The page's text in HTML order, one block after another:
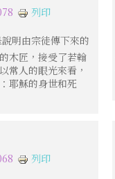
列印
明由宗徒傳下來的
木匠，接受了若翰
常人的眼光來看，
耶穌的身世和死
列印